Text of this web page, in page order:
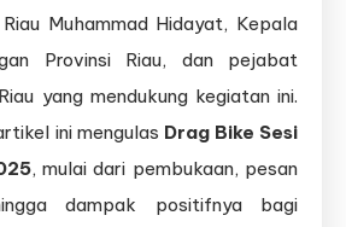
Muhammad Hidayat, Kepala
Provinsi Riau, dan pejabat
yang mendukung kegiatan ini.
ini mengulas Drag Bike Sesi
, mulai dari pembukaan, pesan
dampak positifnya bagi